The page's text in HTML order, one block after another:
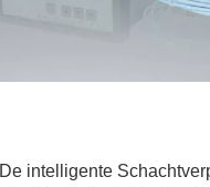
De intelligente